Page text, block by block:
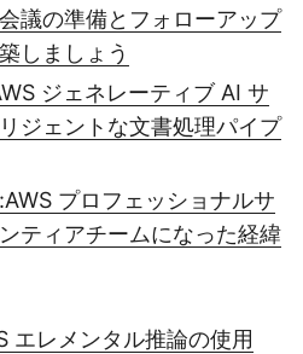
議の準備とフォローアップ
しましょう
ジェネレーティブ AI サ
ジェントな文書処理パイプ
プロフェッショナルサ
ティアチームになった経緯
エレメンタル推論の使用